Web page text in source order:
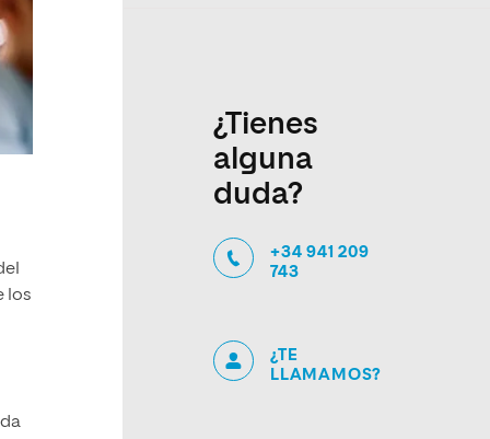
los
¿Tienes
alguna
duda?
+34 941 209
743
¿TE
LLAMAMOS?